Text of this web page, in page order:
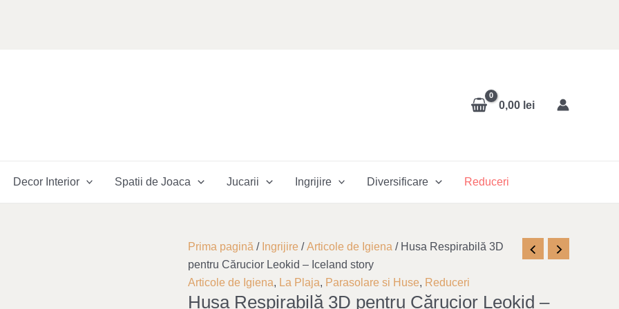
0,00 lei
Decor Interior Spatii de Joaca Jucarii Ingrijire Diversificare Reduceri
Prima pagină / Ingrijire /Articole de Igiena / Husa Respirabilă 3D
pentru Cărucior Leokid – Iceland story
Articole de Igiena, La Plaja, Parasolare si Huse, Reduceri
Husa Respirabilă 3D pentru Cărucior Leokid –
Original
price
was:
183,00 lei.
Current
price
is:
137,00 lei.
Cantitate
Husa
Respirabilă
3D